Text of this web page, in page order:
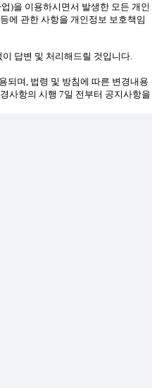
)을 이용하시면서 발생한 모든 개인
에 관한 사항을 개인정보 보호책임
답변 및 처리해드릴 것입니다.
되며, 법령 및 방침에 따른 변경내용
사항의 시행 7일 전부터 공지사항을